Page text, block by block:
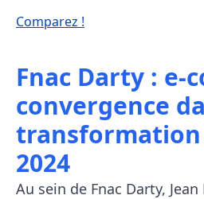
Comparez !
Fnac Darty : e-
convergence
2024
Au sein de Fnac Darty,